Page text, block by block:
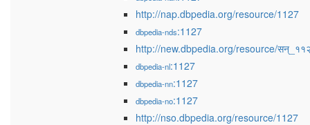
http://nap.dbpedia.org/resource/1127
dbpedia-nds:1127
http://new.dbpedia.org/resource/
dbpedia-nl:1127
dbpedia-nn:1127
dbpedia-no:1127
http://nso.dbpedia.org/resource/1127